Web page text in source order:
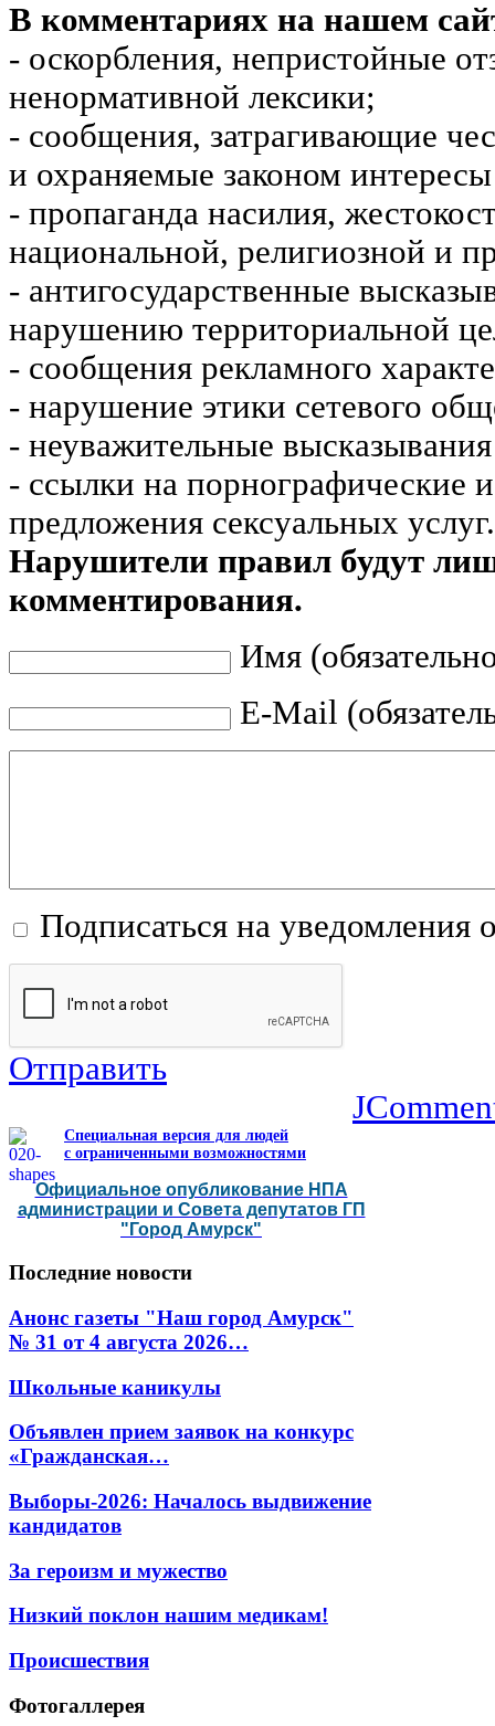
В комментариях на нашем
- оскорбления, непристойные
ненормативной лексики;
- сообщения, затрагивающие
и охраняемые законом
- пропаганда насилия,
национальной, религиозной и
- антигосударственные
нарушению территориальной
- сообщения рекламного
- нарушение этики сетевого
- неуважительные
- ссылки на порнографические
предложения сексуальных услуг.
Нарушители правил будут
комментирования.
Имя
E-Mail
Подписаться на уведомления
Отправить
Специальная версия для людей
с ограниченными возможностями
Официальное опубликование НПА
администрации и Совета депутатов ГП
"Город Амурск"
Последние новости
Анонс газеты "Наш город Амурск"
№ 31 от 4 августа 2026…
Школьные каникулы
Объявлен прием заявок на конкурс
«Гражданская…
Выборы-2026: Началось выдвижение
кандидатов
За героизм и мужество
Низкий поклон нашим медикам!
Происшествия
Фотогаллерея